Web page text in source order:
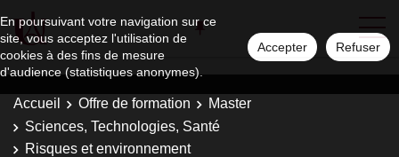
En poursuivant votre navigation sur ce
site, vous acceptez l'utilisation de
cookies à des fins de mesure
d'audience (statistiques anonymes).
Accepter Refuser
Accueil Offre de formation
Master
Sciences, Technologies, Santé
Risques et environnement